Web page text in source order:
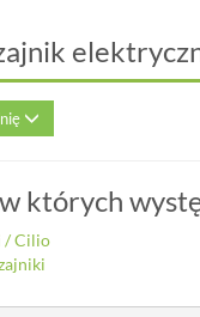
których
/Cilio